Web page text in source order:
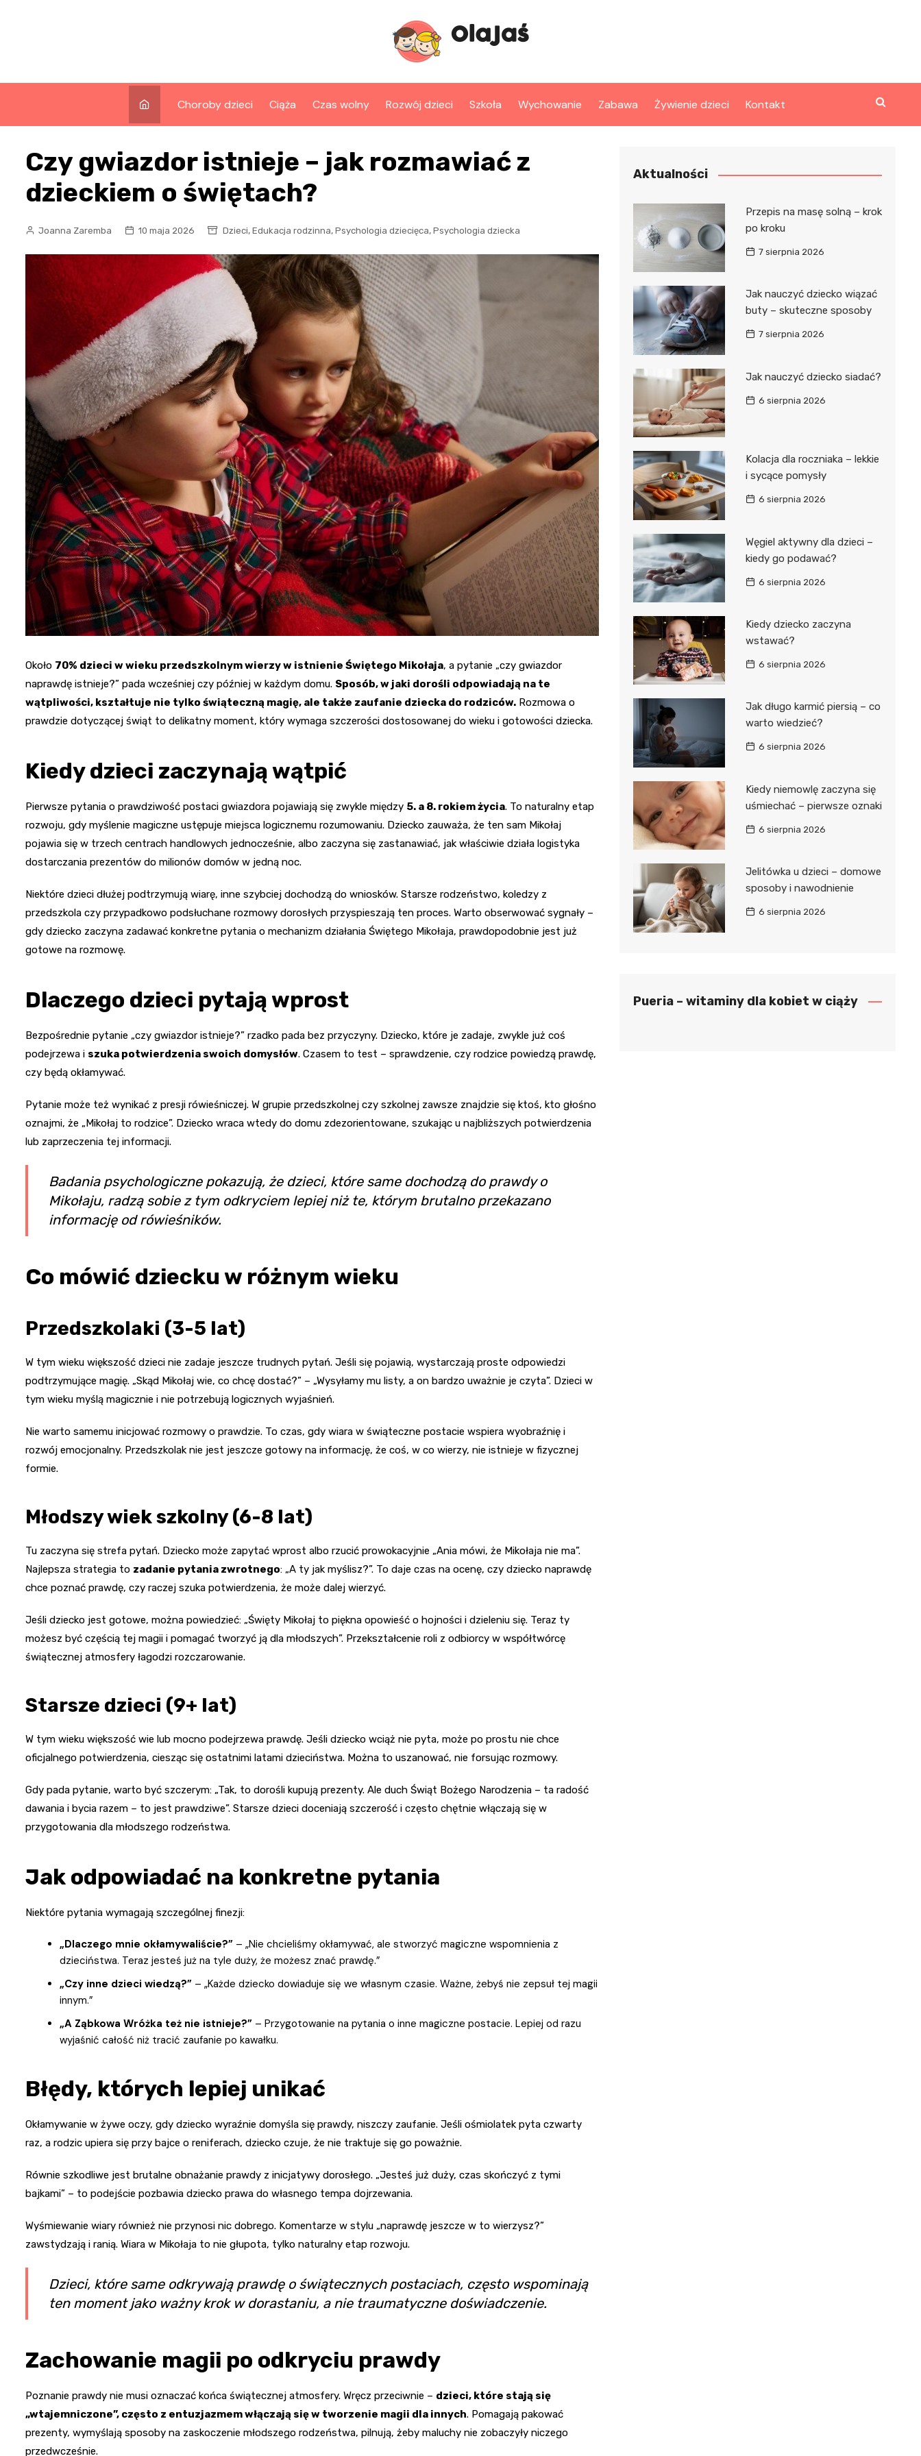
Choroby dzieci Ciąża Czas wolny Rozwój dzieci Szkoła Wychowanie Zabawa Żywienie dzieci Kontakt
Czy gwiazdor istnieje – jak rozmawiać z
dzieckiem o świętach?
Joanna Zaremba 10 maja 2026 Dzieci, Edukacja rodzinna, Psychologia dziecięca, Psychologia dziecka
Około 70% dzieci w wieku przedszkolnym wierzy w istnienie Świętego Mikołaja, a pytanie „czy gwiazdor
naprawdę istnieje?” pada wcześniej czy później w każdym domu. Sposób, w jaki dorośli odpowiadają na te
wątpliwości, kształtuje nie tylko świąteczną magię, ale także zaufanie dziecka do rodziców. Rozmowa o
prawdzie dotyczącej świąt to delikatny moment, który wymaga szczerości dostosowanej do wieku i gotowości dziecka.
Kiedy dzieci zaczynają wątpić
Pierwsze pytania o prawdziwość postaci gwiazdora pojawiają się zwykle między 5. a 8. rokiem życia. To naturalny etap
rozwoju, gdy myślenie magiczne ustępuje miejsca logicznemu rozumowaniu. Dziecko zauważa, że ten sam Mikołaj
pojawia się w trzech centrach handlowych jednocześnie, albo zaczyna się zastanawiać, jak właściwie działa logistyka
dostarczania prezentów do milionów domów w jedną noc.
Niektóre dzieci dłużej podtrzymują wiarę, inne szybciej dochodzą do wniosków. Starsze rodzeństwo, koledzy z
przedszkola czy przypadkowo podsłuchane rozmowy dorosłych przyspieszają ten proces. Warto obserwować sygnały –
gdy dziecko zaczyna zadawać konkretne pytania o mechanizm działania Świętego Mikołaja, prawdopodobnie jest już
gotowe na rozmowę.
Dlaczego dzieci pytają wprost
Bezpośrednie pytanie „czy gwiazdor istnieje?” rzadko pada bez przyczyny. Dziecko, które je zadaje, zwykle już coś
podejrzewa i szuka potwierdzenia swoich domysłów. Czasem to test – sprawdzenie, czy rodzice powiedzą prawdę,
czy będą okłamywać.
Pytanie może też wynikać z presji rówieśniczej. W grupie przedszkolnej czy szkolnej zawsze znajdzie się ktoś, kto głośno
oznajmi, że „Mikołaj to rodzice”. Dziecko wraca wtedy do domu zdezorientowane, szukając u najbliższych potwierdzenia
lub zaprzeczenia tej informacji.
Badania psychologiczne pokazują, że dzieci, które same dochodzą do prawdy o
Mikołaju, radzą sobie z tym odkryciem lepiej niż te, którym brutalno przekazano
informację od rówieśników.
Co mówić dziecku w różnym wieku
Przedszkolaki (3-5 lat)
W tym wieku większość dzieci nie zadaje jeszcze trudnych pytań. Jeśli się pojawią, wystarczają proste odpowiedzi
podtrzymujące magię. „Skąd Mikołaj wie, co chcę dostać?” – „Wysyłamy mu listy, a on bardzo uważnie je czyta”. Dzieci w
tym wieku myślą magicznie i nie potrzebują logicznych wyjaśnień.
Nie warto samemu inicjować rozmowy o prawdzie. To czas, gdy wiara w świąteczne postacie wspiera wyobraźnię i
rozwój emocjonalny. Przedszkolak nie jest jeszcze gotowy na informację, że coś, w co wierzy, nie istnieje w fizycznej
formie.
Młodszy wiek szkolny (6-8 lat)
Tu zaczyna się strefa pytań. Dziecko może zapytać wprost albo rzucić prowokacyjnie „Ania mówi, że Mikołaja nie ma”.
Najlepsza strategia to zadanie pytania zwrotnego: „A ty jak myślisz?”. To daje czas na ocenę, czy dziecko naprawdę
chce poznać prawdę, czy raczej szuka potwierdzenia, że może dalej wierzyć.
Jeśli dziecko jest gotowe, można powiedzieć: „Święty Mikołaj to piękna opowieść o hojności i dzieleniu się. Teraz ty
możesz być częścią tej magii i pomagać tworzyć ją dla młodszych”. Przekształcenie roli z odbiorcy w współtwórcę
świątecznej atmosfery łagodzi rozczarowanie.
Starsze dzieci (9+ lat)
W tym wieku większość wie lub mocno podejrzewa prawdę. Jeśli dziecko wciąż nie pyta, może po prostu nie chce
oficjalnego potwierdzenia, ciesząc się ostatnimi latami dzieciństwa. Można to uszanować, nie forsując rozmowy.
Gdy pada pytanie, warto być szczerym: „Tak, to dorośli kupują prezenty. Ale duch Świąt Bożego Narodzenia – ta radość
dawania i bycia razem – to jest prawdziwe”. Starsze dzieci doceniają szczerość i często chętnie włączają się w
przygotowania dla młodszego rodzeństwa.
Jak odpowiadać na konkretne pytania
Niektóre pytania wymagają szczególnej finezji:
„Dlaczego mnie okłamywaliście?” – „Nie chcieliśmy okłamywać, ale stworzyć magiczne wspomnienia z
dzieciństwa. Teraz jesteś już na tyle duży, że możesz znać prawdę.”
„Czy inne dzieci wiedzą?” – „Każde dziecko dowiaduje się we własnym czasie. Ważne, żebyś nie zepsuł tej magii
innym.”
„A Ząbkowa Wróżka też nie istnieje?” – Przygotowanie na pytania o inne magiczne postacie. Lepiej od razu
wyjaśnić całość niż tracić zaufanie po kawałku.
Błędy, których lepiej unikać
Okłamywanie w żywe oczy, gdy dziecko wyraźnie domyśla się prawdy, niszczy zaufanie. Jeśli ośmiolatek pyta czwarty
raz, a rodzic upiera się przy bajce o reniferach, dziecko czuje, że nie traktuje się go poważnie.
Równie szkodliwe jest brutalne obnażanie prawdy z inicjatywy dorosłego. „Jesteś już duży, czas skończyć z tymi
bajkami” – to podejście pozbawia dziecko prawa do własnego tempa dojrzewania.
Wyśmiewanie wiary również nie przynosi nic dobrego. Komentarze w stylu „naprawdę jeszcze w to wierzysz?”
zawstydzają i ranią. Wiara w Mikołaja to nie głupota, tylko naturalny etap rozwoju.
Dzieci, które same odkrywają prawdę o świątecznych postaciach, często wspominają
ten moment jako ważny krok w dorastaniu, a nie traumatyczne doświadczenie.
Zachowanie magii po odkryciu prawdy
Poznanie prawdy nie musi oznaczać końca świątecznej atmosfery. Wręcz przeciwnie – dzieci, które stają się
„wtajemniczone”, często z entuzjazmem włączają się w tworzenie magii dla innych. Pomagają pakować
prezenty, wymyślają sposoby na zaskoczenie młodszego rodzeństwa, pilnują, żeby maluchy nie zobaczyły niczego
przedwcześnie.
Aktualności
Przepis na masę solną – krok
po kroku
7 sierpnia 2026
Jak nauczyć dziecko wiązać
buty – skuteczne sposoby
7 sierpnia 2026
Jak nauczyć dziecko siadać?
6 sierpnia 2026
Kolacja dla roczniaka – lekkie
i sycące pomysły
6 sierpnia 2026
Węgiel aktywny dla dzieci –
kiedy go podawać?
6 sierpnia 2026
Kiedy dziecko zaczyna
wstawać?
6 sierpnia 2026
Jak długo karmić piersią – co
warto wiedzieć?
6 sierpnia 2026
Kiedy niemowlę zaczyna się
uśmiechać – pierwsze oznaki
6 sierpnia 2026
Jelitówka u dzieci – domowe
sposoby i nawodnienie
6 sierpnia 2026
Pueria – witaminy dla kobiet w ciąży